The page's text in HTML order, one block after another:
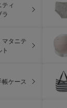
ティ
ラ
マタニテ
ト
帳ケース